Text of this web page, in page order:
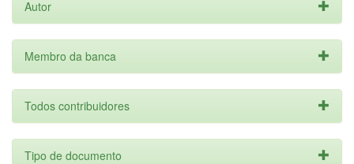
Autor
Membro da banca
Todos contribuidores
Tipo de documento